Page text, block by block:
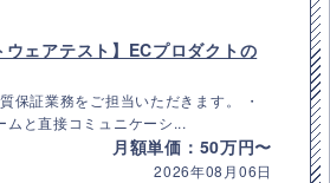
ウェアテスト】ECプロダクトの
保証業務をご担当いただきます。 ・
ムと直接コミュニケーシ...
月額単価：50万円〜
2026年08月06日